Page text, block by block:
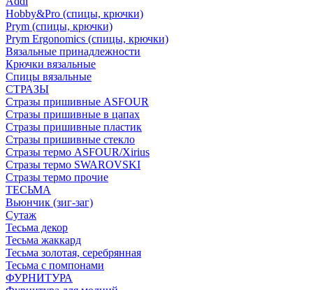
Hobby&Pro (спицы, крючки)
Prym (спицы, крючки)
Prym Ergonomics (спицы, крючки)
Вязальные принадлежности
Крючки вязальные
Спицы вязальные
СТРАЗЫ
Стразы пришивные ASFOUR
Стразы пришивные в цапах
Стразы пришивные пластик
Стразы пришивные стекло
Стразы термо ASFOUR/Xirius
Стразы термо SWAROVSKI
Стразы термо прочие
ТЕСЬМА
Вьюнчик (зиг-заг)
Сутаж
Тесьма декор
Тесьма жаккард
Тесьма золотая, серебрянная
Тесьма с помпонами
ФУРНИТУРА